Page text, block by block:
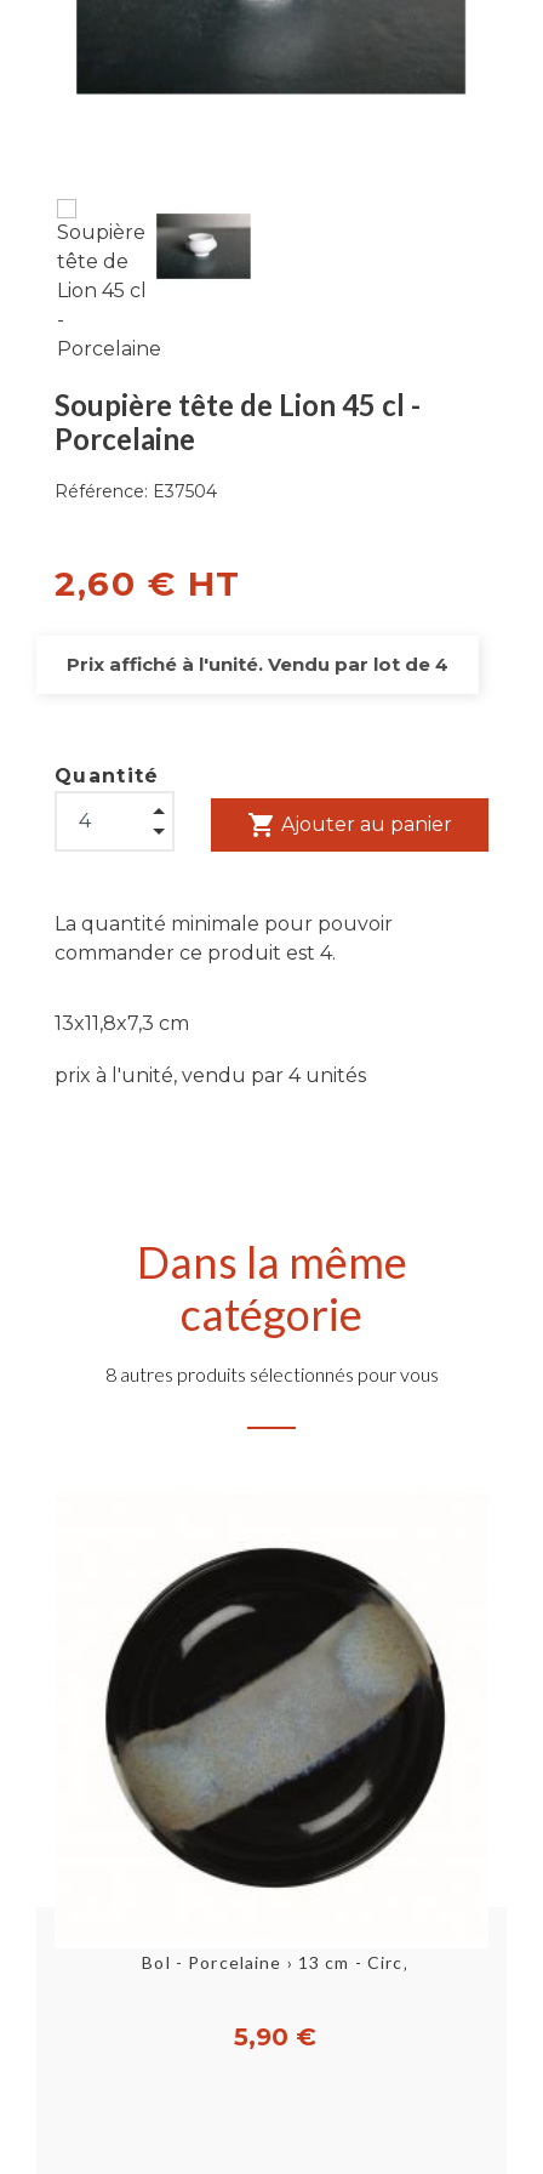
Soupière tête de Lion 45 cl -
Porcelaine
Référence: E37504
2,60 € HT
Prix affiché à l'unité. Vendu par lot de 4
Quantité
shopping_cart Ajouter au panier
La quantité minimale pour pouvoir
commander ce produit est 4.
13x11,8x7,3 cm
prix à l'unité, vendu par 4 unités
Dans la même
catégorie
8 autres produits sélectionnés pour vous
Bol - Porcelaine › 13 cm - Circ‚
5,90 €